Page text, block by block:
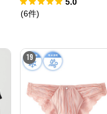
(6件)
19